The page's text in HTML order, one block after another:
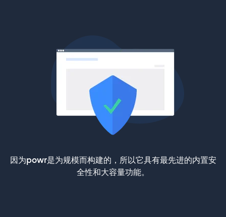
因为powr是为规模而构建的，所以它具有最先进的内置安
全性和大容量功能。